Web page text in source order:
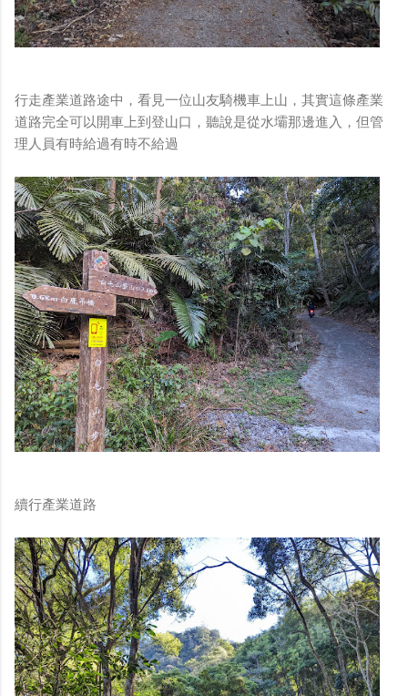
行走產業道路途中，看見一位山友騎機車上山，其實這條產業
道路完全可以開車上到登山口，聽說是從水壩那邊進入，但管
理人員有時給過有時不給過
續行產業道路